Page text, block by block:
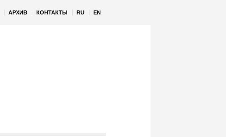
АРХИВ КОНТАКТЫ RU EN